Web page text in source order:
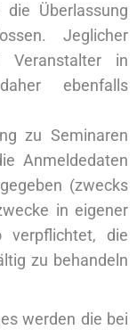
die Überlassung
Jeglicher
Veranstalter in
ebenfalls
zu Seminaren
Anmeldedaten
(zwecks
in eigener
verpflichtet, die
zu behandeln
werden die bei